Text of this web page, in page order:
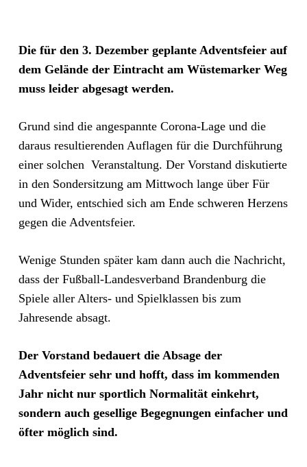
Die für den 3. Dezember geplante Adventsfeier auf
dem Gelände der Eintracht am Wüstemarker Weg
muss leider abgesagt werden.
Grund sind die angespannte Corona-Lage und die
daraus resultierenden Auflagen für die Durchführung
einer solchen Veranstaltung. Der Vorstand diskutierte
in den Sondersitzung am Mittwoch lange über Für
und Wider, entschied sich am Ende schweren Herzens
gegen die Adventsfeier.
Wenige Stunden später kam dann auch die Nachricht,
dass der Fußball-Landesverband Brandenburg die
Spiele aller Alters- und Spielklassen bis zum
Jahresende absagt.
Der Vorstand bedauert die Absage der
Adventsfeier sehr und hofft, dass im kommenden
Jahr nicht nur sportlich Normalität einkehrt,
sondern auch gesellige Begegnungen einfacher und
öfter möglich sind.